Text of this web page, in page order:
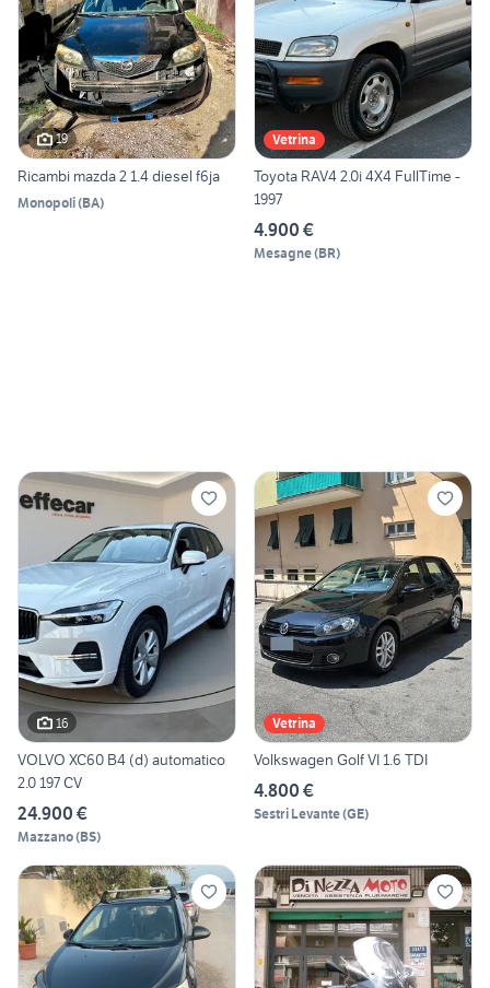
19
Ricambi mazda 2 1.4 diesel f6ja
Monopoli(BA)
Vetrina
Toyota RAV4 2.0i 4X4 FullTime -
1997
4.900 €
Mesagne(BR)
16
VOLVO XC60 B4 (d) automatico
2.0 197 CV
24.900 €
Mazzano(BS)
Vetrina
Volkswagen Golf VI 1.6 TDI
4.800 €
Sestri Levante(GE)